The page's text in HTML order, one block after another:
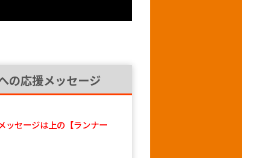
の応援メッセージ
ッセージは上の【ランナー